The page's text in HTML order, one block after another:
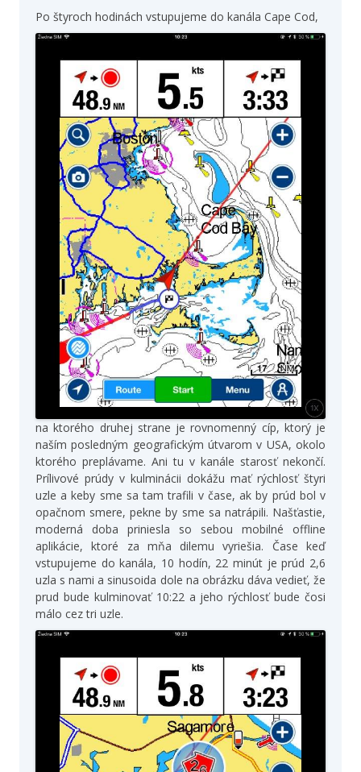
Po štyroch hodinách vstupujeme do kanála Cape Cod,
na ktorého druhej strane je rovnomenný cíp, ktorý je
naším posledným geografickým útvarom v USA, okolo
ktorého preplávame. Ani tu v kanále starosť nekončí.
Prílivové prúdy v kulminácii dokážu mať rýchlosť štyri
uzle a keby sme sa tam trafili v čase, ak by prúd bol v
opačnom smere, pekne by sme sa natrápili. Našťastie,
moderná doba priniesla so sebou mobilné offline
aplikácie, ktoré za mňa dilemu vyriešia. Čase keď
vstupujeme do kanála, 10 hodín, 22 minút je prúd 2,6
uzla s nami a sinusoida dole na obrázku dáva vedieť, že
prud bude kulminovať 10:22 a jeho rýchlosť bude čosi
málo cez tri uzle.